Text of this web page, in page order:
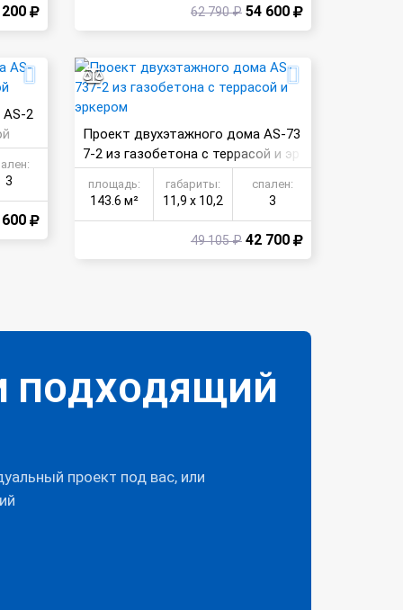
62 790 ₽ 54 600
2
3
Проект двухэтажного дома AS-73
7-2 из газобетона с террасой и эр
кером
площадь:
143.6 м²
габариты:
11,9 х 10,2
спален:
3
49 105 ₽ 42 700
ПОДХОДЯЩИЙ
проект под вас, или